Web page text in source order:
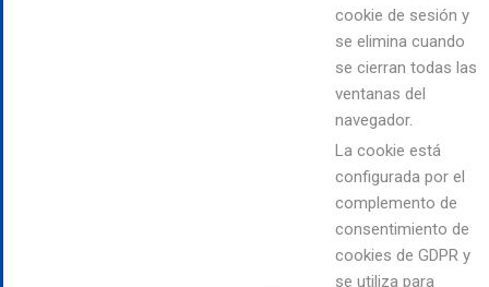
cookie de sesión y
se elimina cuando
se cierran todas las
ventanas del
navegador.
La cookie está
configurada por el
complemento de
consentimiento de
cookies de GDPR y
se utiliza para